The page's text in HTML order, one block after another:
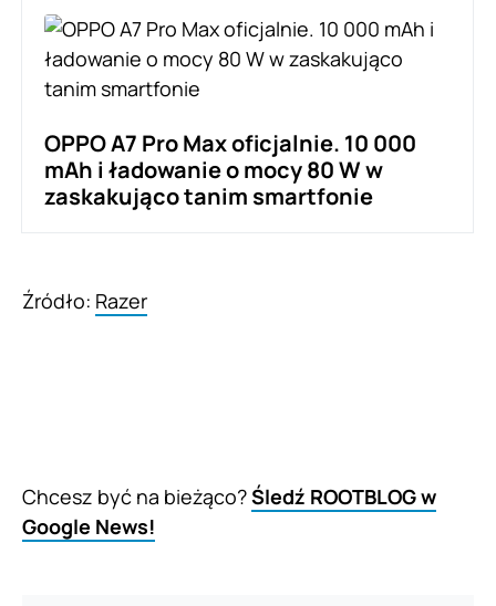
OPPO A7 Pro Max oficjalnie. 10 000
mAh i ładowanie o mocy 80 W w
zaskakująco tanim smartfonie
Źródło: Razer
Chcesz być na bieżąco?Śledź ROOTBLOG w
Google News!